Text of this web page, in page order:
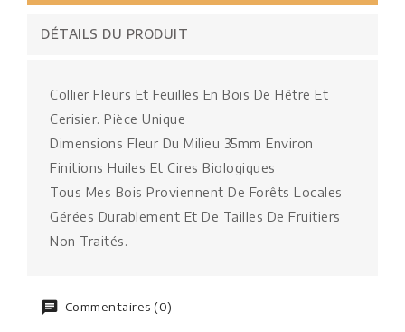
DÉTAILS DU PRODUIT
Collier Fleurs Et Feuilles En Bois De Hêtre Et
Cerisier. Pièce Unique
Dimensions Fleur Du Milieu 35mm Environ
Finitions Huiles Et Cires Biologiques
Tous Mes Bois Proviennent De Forêts Locales
Gérées Durablement Et De Tailles De Fruitiers
Non Traités.
Commentaires (0)